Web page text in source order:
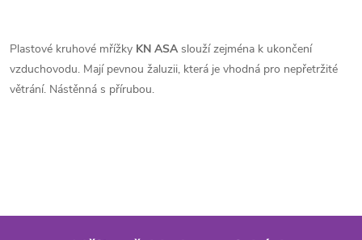
v
l
c
Plastové kruhové mřížky KN ASAslouží zejména k ukončení
vzduchovodu. Mají pevnou žaluzii, která je vhodná pro nepřetržité
větrání. Nástěnná s přírubou.